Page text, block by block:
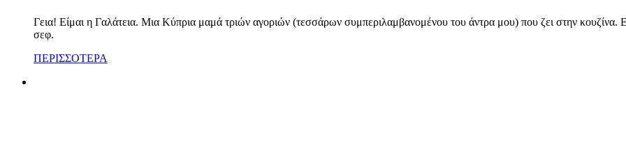
Γεια! Είμαι η Γαλάτεια. Μια Κύπρια μαμά τριών αγοριών (τεσσάρων συμπεριλαμβανομένου του άντρα μου) που ζει στην κουζίνα.
σεφ.
ΠΕΡΙΣΣΟΤΕΡΑ